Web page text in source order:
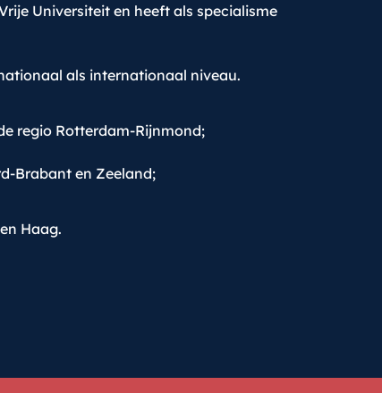
Universiteit en heeft als specialisme
als internationaal niveau.
regio Rotterdam-Rijnmond;
Brabant en Zeeland;
Haag.